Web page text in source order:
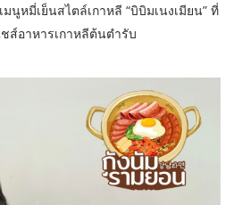
หมี่เย็นสไตล์เกาหลี “บิบิมเนงเมียน” ที่
ส์อาหารเกาหลีต้นตำรับ